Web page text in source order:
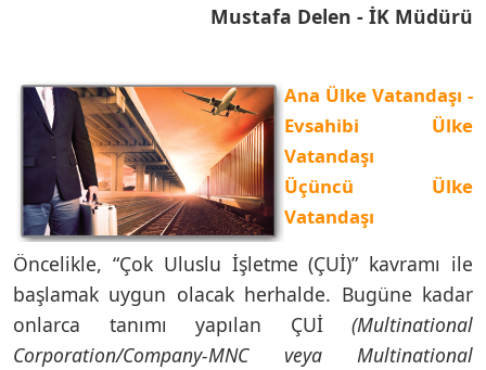
Mustafa Delen - İK Müdürü
Ana Ülke Vatandaşı -
Evsahibi Ülke
Vatandaşı
Üçüncü Ülke
Vatandaşı
Öncelikle, “Çok Uluslu İşletme (ÇUİ)” kavramı ile
başlamak uygun olacak herhalde. Bugüne kadar
onlarca tanımı yapılan ÇUİ (Multinational
Corporation/Company-MNC veya Multinational